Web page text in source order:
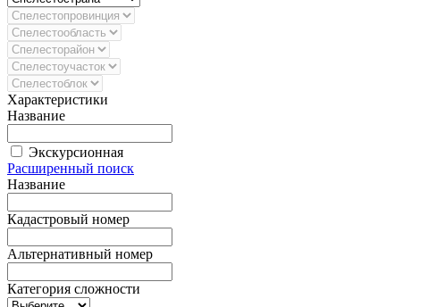
Характеристики
Название
Экскурсионная
Расширенный поиск
Название
Кадастровый номер
Альтернативный номер
Категория сложности